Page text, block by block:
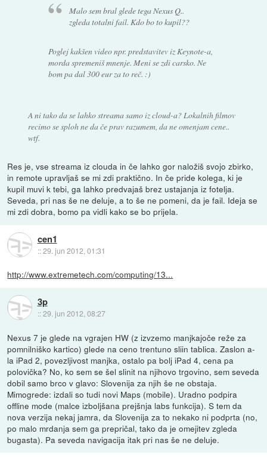
Malo sem bral glede tega Nexus Q..
zgleda totalni fail. Kdo bo to kupil??
Poglej kakšen video npr. predstavitev iz Keynote-a,
morda spremeniš mnenje. Meni se zdi carsko. Ne
bom pa dal 300 eur za to reč. :)
A ni tako da se lahko streama samo iz cloud-a? Lokalnih filmov
recimo se sploh ne da če prav razumem, da ne omenjam cene..
wtf.
Res je, vse streama iz clouda in če lahko gor naložiš svojo zbirko,
in remote upravljaš se mi zdi praktično. In če pride kolega, ki je
kupil muvi k tebi, ga lahko predvajaš brez ustajanja iz fotelja.
Seveda, pri nas še ne deluje, a to še ne pomeni, da je fail. Ideja se
mi zdi dobra, bomo pa vidli kako se bo prijela.
cen1
::29. jun 2012, 01:31
http://www.extremetech.com/computing/13...
3p
::29. jun 2012, 08:27
Nexus 7 je glede na vgrajen HW (z izvzemo manjkajoče reže za
pomnilniško kartico) glede na ceno trentuno sliin tablica. Zaslon a-
la iPad 2, povezljivost manjka, ostalo pa bolj iPad 4, cena pa
polovička? No, ko sem se šel slinit na njihovo trgovino, sem seveda
dobil samo brco v glavo: Slovenija za njih še ne obstaja.
Mimogrede: izdali so tudi novi Maps (mobile). Uradno podpira
offline mode (malce izboljšana prejšnja labs funkcija). S tem da
nova verzija nekaj jamra, da Slovenija za to nekako ni podprta (no,
po malo mrdanja sem ga prepričal, tako da je omejitev zgleda
bugasta). Pa seveda navigacija itak pri nas še ne deluje.